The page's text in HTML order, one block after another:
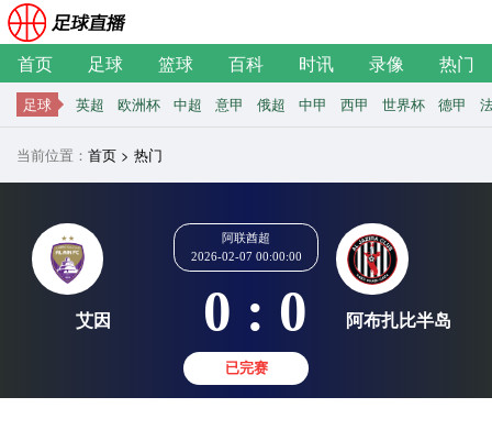
首页 足球 篮球 百科 时讯 录像 热门
足球 英超 欧洲杯 中超 意甲 俄超 中甲 西甲 世界杯 德甲
当前位置： 首页 > 热门
阿联酋超
2026-02-07 00:00:00
0 : 0